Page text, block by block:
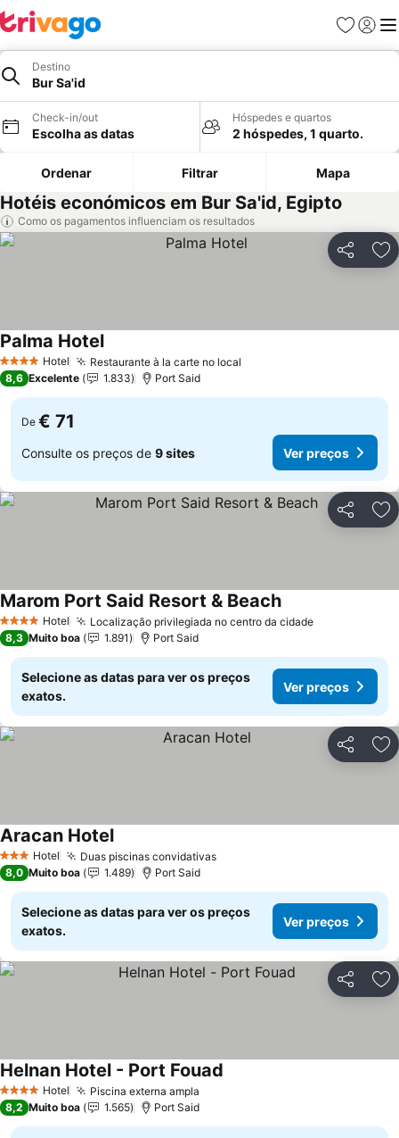
Favoritos
Iniciar
Destino
Bur Sa'id
Check-in/out
Escolha as datas
Hóspedes e quartos
2 hóspedes, 1 quarto.
Ordenar Filtrar Mapa
Hotéis económicos em Bur Sa'id, Egipto
Como os pagamentos influenciam os resultados
Partilhar
4 EstrelasHotel Restaurante à la carte no local
Palma HotelVer preços
8,6 Excelente 1.833 Port Said
De € 71
Consulte os preços de 9 sites Ver preços
Partilhar
4 EstrelasHotel Localização privilegiada no centro da cidadeVer preços
Marom Port Said Resort & BeachVer preços
8,3 Muito boa 1.891 Port Said
Selecione as datas para ver os preços
exatos.
Ver preços
Partilhar
3 EstrelasHotel Duas piscinas convidativasVer preços
Aracan HotelVer preços
8,0 Muito boa 1.489 Port Said
Selecione as datas para ver os preços
exatos.
Ver preços
Partilhar
4 EstrelasHotel Piscina externa ampla
Helnan Hotel - Port Fouad
8,2 Muito boa 1.565 Port Said